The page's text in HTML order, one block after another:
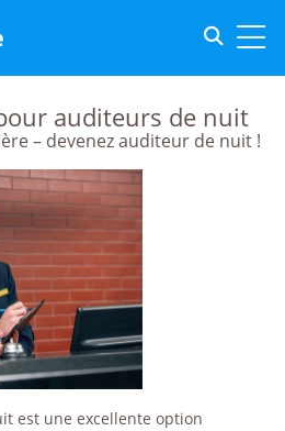
auditeurs de nuit
– devenez auditeur de nuit !
est une excellente option